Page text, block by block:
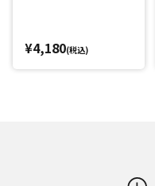
¥4,180(税込)